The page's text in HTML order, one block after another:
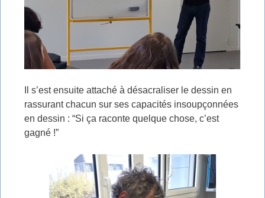
Il s’est ensuite attaché à désacraliser le dessin en
rassurant chacun sur ses capacités insoupçonnées
en dessin : “Si ça raconte quelque chose, c’est
gagné !”